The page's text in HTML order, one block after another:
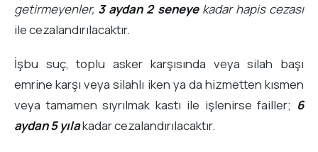
getirmeyenler, 3 aydan 2 seneyekadar hapis cezası
ile cezalandırılacaktır.
İşbu suç, toplu asker karşısında veya silah başı
emrine karşı veya silahlı iken ya da hizmetten kısmen
veya tamamen sıyrılmak kastı ile işlenirse failler; 6
aydan 5 yılakadar cezalandırılacaktır.